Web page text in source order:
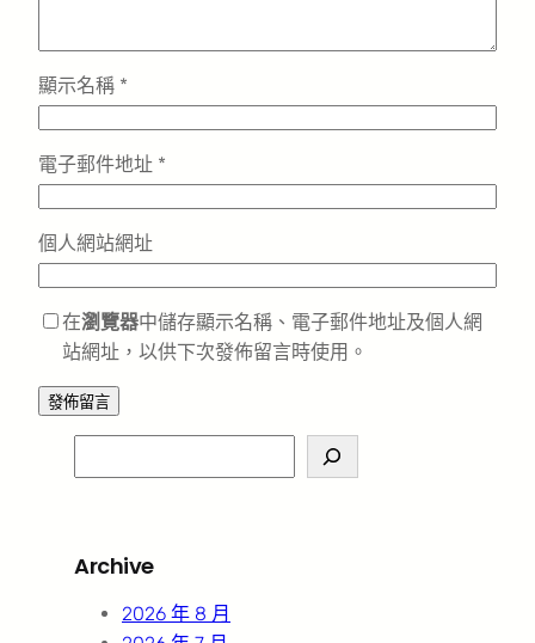
顯示名稱 *
電子郵件地址 *
個人網站網址
在瀏覽器中儲存顯示名稱、電子郵件地址及個人網
站網址，以供下次發佈留言時使用。
e
c
Archive
2026 年 8 月